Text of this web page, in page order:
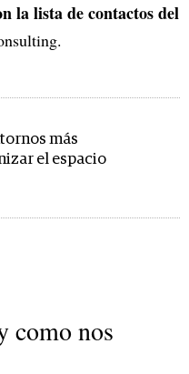
la lista de contactos del
más
el espacio
como nos